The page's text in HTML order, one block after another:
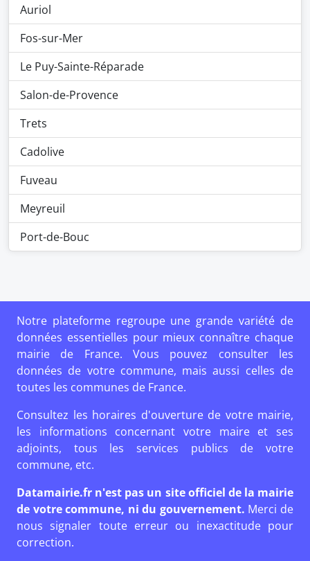
Auriol
Fos-sur-Mer
Le Puy-Sainte-Réparade
Salon-de-Provence
Trets
Cadolive
Fuveau
Meyreuil
Port-de-Bouc
Notre plateforme regroupe une grande variété de
données essentielles pour mieux connaître chaque
mairie de France. Vous pouvez consulter les
données de votre commune, mais aussi celles de
toutes les communes de France.
Consultez les horaires d'ouverture de votre mairie,
les informations concernant votre maire et ses
adjoints, tous les services publics de votre
commune, etc.
Datamairie.fr n'est pas un site officiel de la mairie
de votre commune, ni du gouvernement. Merci de
nous signaler toute erreur ou inexactitude pour
correction.